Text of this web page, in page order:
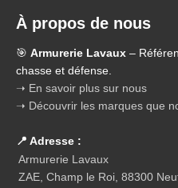
À propos de nous
🎯 Armurerie Lavaux –
chasse et défense.
➝ En savoir plus sur nous
➝ Découvrir les marques que
📍 Adresse :
Armurerie Lavaux
ZAE, Champ le Roi, 88300